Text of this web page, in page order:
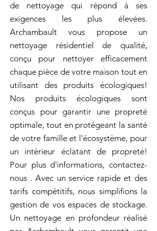
de nettoyage qui répond à ses
exigences les plus élevées.
Archambault vous propose un
nettoyage résidentiel de qualité,
conçu pour nettoyer efficacement
chaque pièce de votre maison tout en
utilisant des produits écologiques!
Nos produits écologiques sont
conçus pour garantir une propreté
optimale, tout en protégeant la santé
de votre famille et l'écosystème, pour
un intérieur éclatant de propreté!
Pour plus d'informations, contactez-
nous . Avec un service rapide et des
tarifs compétitifs, nous simplifions la
gestion de vos espaces de stockage.
Un nettoyage en profondeur réalisé